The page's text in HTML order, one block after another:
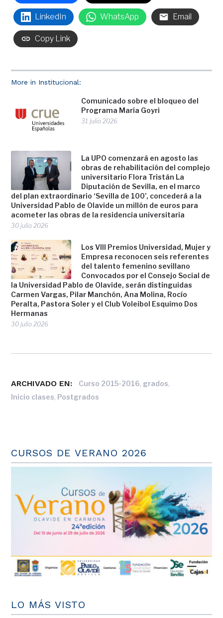
More in Institucional:
Comunicado sobre el bloqueo del
Programa María Goyri
31 julio 2026
La UPO comenzará en agosto las
obras de rehabilitación del complejo
universitario Flora Tristán La
Diputación de Sevilla, en el marco
del plan extraordinario ‘Sevilla de 100’, concederá a la
Universidad Pablo de Olavide un millón de euros para
acometer las obras de la residencia universitaria
30 julio 2026
Los VIII Premios Universidad, Mujer y
Empresa reconocen seis referentes
del talento femenino sevillano
Convocados por el Consejo Social de
la Universidad Pablo de Olavide, serán distinguidas
Carmen Vargas, Pilar Manchón, Ana Molina, Rocío
Peralta, Pastora Soler y el Club Voleibol Esquimo Dos
Hermanas
30 julio 2026
LinkedIn WhatsApp Email
Copy Link
ARCHIVADO EN: Curso 2015-2016, grados,
Inicio clases, Postgrados
CURSOS DE VERANO 2026
LO MÁS VISTO